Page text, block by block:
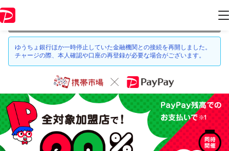
情報はキャンペーン終了時点のものになります。
ゆうちょ銀行ほか一時停止していた金融機関との接続を再開しました。
チャージの際、本人確認や口座の再登録が必要な場合がございます。